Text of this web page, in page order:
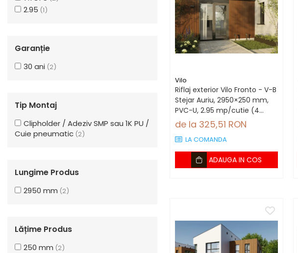
Panouri Decorative
Panouri Decorative
Premium
2.95 (1)
Garanție
30 ani (2)
Tip Montaj
Clipholder / Adeziv SMP sau 1K PU /
Cuie pneumatic (2)
Lungime Produs
2950 mm (2)
Lățime Produs
250 mm (2)
Vilo
Riflaj exterior Vilo Fronto - V-B
Stejar Auriu, 2950×250 mm,
PVC-U, 2.95 mp/cutie (4
bucăți)
de la 325,51 RON
LA COMANDA
ADAUGA IN COS